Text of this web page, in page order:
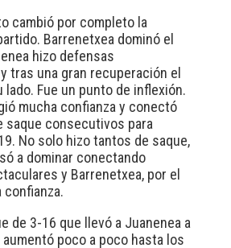
cambió por completo la
Barrenetxea dominó el
hizo defensas
tras una gran recuperación el
Fue un punto de inflexión.
mucha confianza y conectó
saque consecutivos para
No solo hizo tantos de saque,
a dominar conectando
y Barrenetxea, por el
confianza.
de 3-16 que llevó a Juanenea a
aumentó poco a poco hasta los